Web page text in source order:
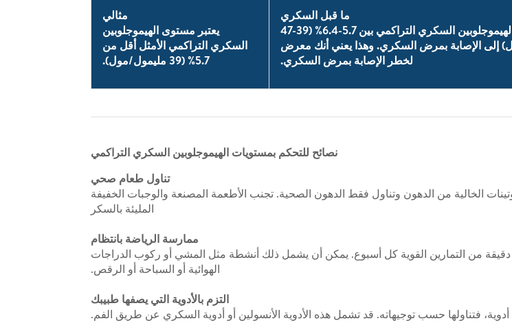
ما قبل السكري
يشير مستوى الهيموجلوبين السكري التراكمي بين 5.7-6.4% (39-47
إلى الإصابة بمرض السكري. وهذا يعني أنك معرض
لخطر الإصابة بمرض السكري.
مثالي
يعتبر مستوى الهيموجلوبين
السكري التراكمي الأمثل أقل من
5.7% (39 مليمول/مول).
نصائح للتحكم بمستويات الهيموجلوبين السكري التراكمي
تناول طعام صحي
الخالية من الدهون وتناول فقط الدهون الصحية. تجنب الأطعمة المصنعة والوجبات الخفيفة
المليئة بالسكر
ممارسة الرياضة بانتظام
مارس ما لا يقل عن 150 دقيقة من تمارين الكارديو المعتدلة أو 75 دقيقة من التمارين القوية كل أسبوع. يمكن أن يشمل ذلك أنشطة مثل المشي أو ركوب الدراجات
الهوائية أو السباحة أو الرقص.
التزم بالأدوية التي يصفها طبيبك
فتناولها حسب توجيهاته. قد تشمل هذه الأدوية الأنسولين أو أدوية السكري عن طريق الفم.